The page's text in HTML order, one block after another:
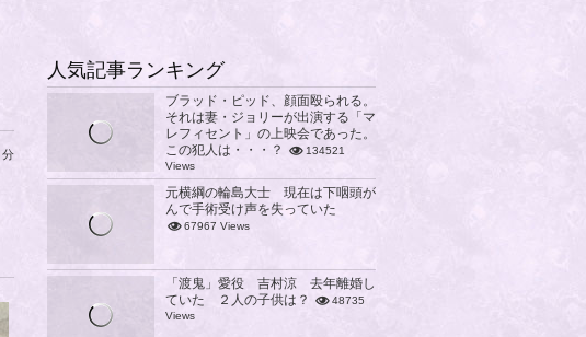
分
人気記事ランキング
ブラッド・ピッド、顔面殴られる。
それは妻・ジョリーが出演する「マ
レフィセント」の上映会であった。
この犯人は・・・？
134521
Views
元横綱の輪島大士 現在は下咽頭が
んで手術受け声を失っていた
67967 Views
「渡鬼」愛役 吉村涼 去年離婚し
ていた ２人の子供は？
48735
Views